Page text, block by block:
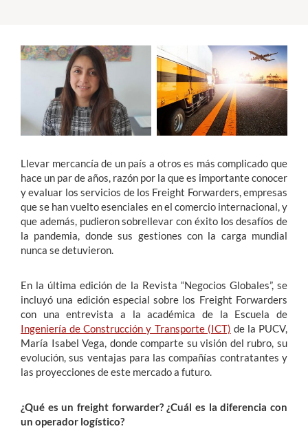
Alumni
English
Llevar mercancía de un país a otros es más complicado que
hace un par de años, razón por la que es importante conocer
y evaluar los servicios de los Freight Forwarders, empresas
que se han vuelto esenciales en el comercio internacional, y
que además, pudieron sobrellevar con éxito los desafíos de
la pandemia, donde sus gestiones con la carga mundial
nunca se detuvieron.
En la última edición de la Revista “Negocios Globales”, se
incluyó una edición especial sobre los Freight Forwarders
con una entrevista a la académica de la Escuela de
Ingeniería de Construcción y Transporte (ICT) de la PUCV,
María Isabel Vega, donde comparte su visión del rubro, su
evolución, sus ventajas para las compañías contratantes y
las proyecciones de este mercado a futuro.
¿Qué es un freight forwarder? ¿Cuál es la diferencia con
un operador logístico?